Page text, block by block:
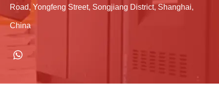
Road, Yongfeng Street, Songjiang District, Shanghai,
China